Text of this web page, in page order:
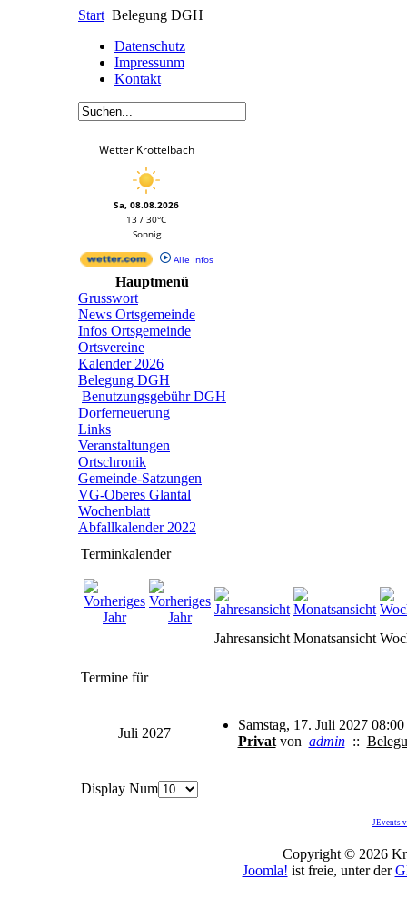
Start Belegung DGH
Datenschutz
Impressunm
Kontakt
Wetter Krottelbach
Sa, 08.08.2026
13 / 30°C
Sonnig
Alle Infos
Hauptmenü
Grusswort
News Ortsgemeinde
Infos Ortsgemeinde
Ortsvereine
Kalender 2026
Belegung DGH
Benutzungsgebühr DGH
Dorferneuerung
Links
Veranstaltungen
Ortschronik
Gemeinde-Satzungen
VG-Oberes Glantal
Wochenblatt
Abfallkalender 2022
Terminkalender
Jahresansicht Monatsansicht
Termine für
Juli 2027
Samstag, 17. Juli 2027 08:00
Privatvon admin::
Display Num
JEvents
Copyright © 2026
Joomla! ist freie, unter der